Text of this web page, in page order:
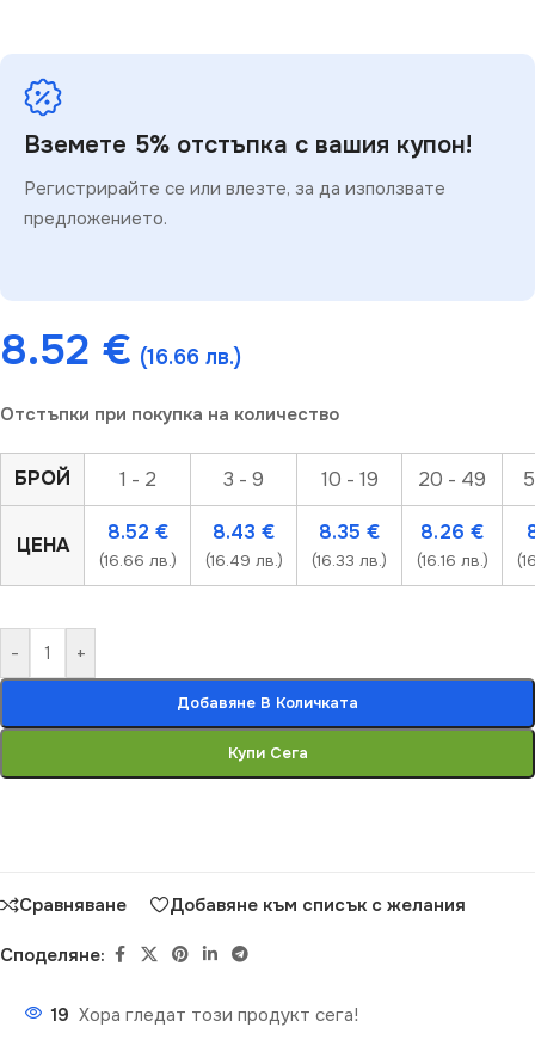
Вземете 5% отстъпка с вашия купон!
Регистрирайте се или влезте, за да използвате
предложението.
8.52 € (16.66 лв.)
Отстъпки при покупка на количество
БРОЙ 1 - 2 3 - 9 10 - 19 20 - 49
ЦЕНА
8.52 €
(16.66 лв.)
8.43 €
(16.49 лв.)
8.35 €
(16.33 лв.)
8.26 €
(16.16 лв.)
- +
Добавяне В Количката
Купи Сега
Сравняване Добавяне към списък с желания
Споделяне:
19 Хора гледат този продукт сега!